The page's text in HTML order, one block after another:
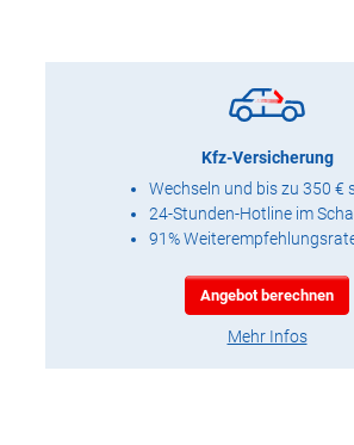
Kfz-Versicherung
Wechseln und bis zu 350 €
24-Stunden-Hotline im
91%
Angebot berechnen
Mehr Infos